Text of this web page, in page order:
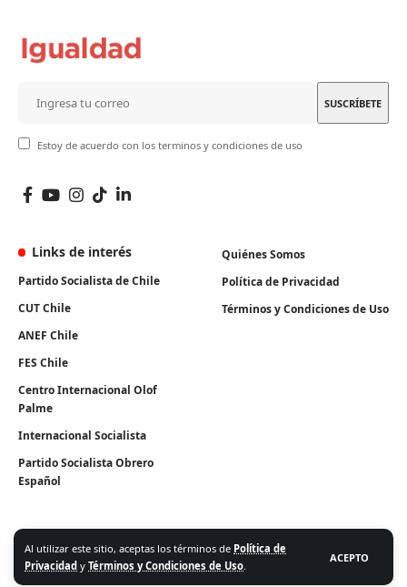
Al utilizar este sitio, aceptas los términos de Política de
Privacidad y Términos y Condiciones de Uso.
ACEPTO
Estoy de acuerdo con los terminos y condiciones de uso
Links de interés
Partido Socialista de Chile
CUT Chile
ANEF Chile
FES Chile
Centro Internacional Olof
Palme
Internacional Socialista
Partido Socialista Obrero
Español
Quiénes Somos
Política de Privacidad
Términos y Condiciones de Uso
Algunos Derechos Reservados. Instituto Igualdad 2026.